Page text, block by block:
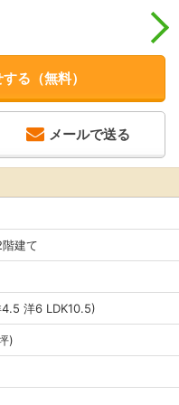
る（無料）
メールで送る
建て
洋6 LDK10.5)
)